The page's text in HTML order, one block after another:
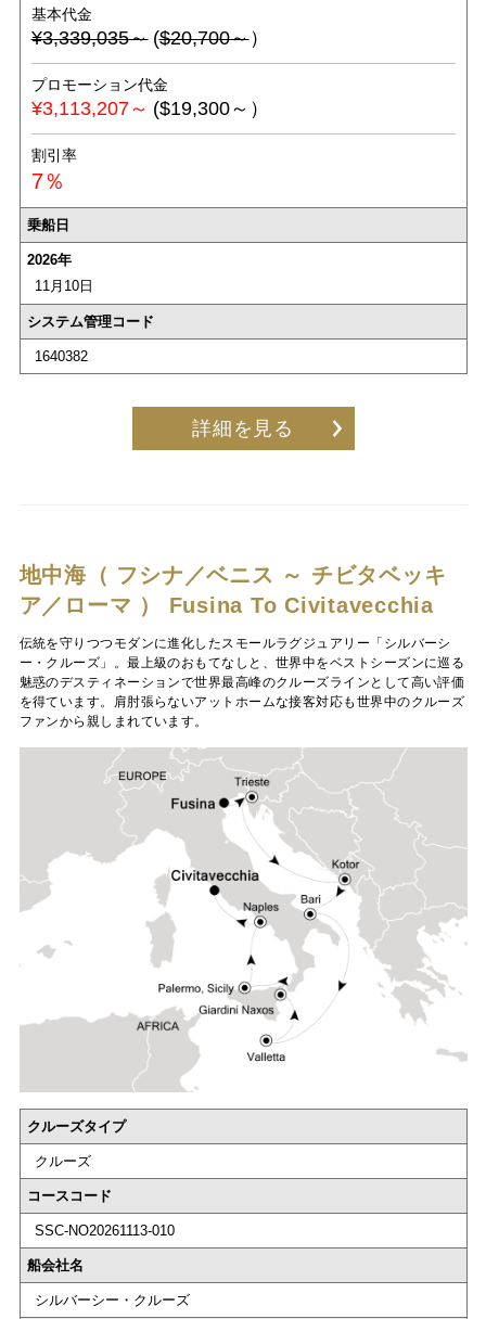
基本代金
¥3,339,035～ ($20,700～）
プロモーション代金
¥3,113,207～ ($19,300～）
割引率
7％
乗船日
2026年
11月10日
システム管理コード
1640382
詳細を見る
地中海（ フシナ／ベニス ～ チビタベッキ
ア／ローマ ） Fusina To Civitavecchia
伝統を守りつつモダンに進化したスモールラグジュアリー「シルバーシ
ー・クルーズ」。最上級のおもてなしと、世界中をベストシーズンに巡る
魅惑のデスティネーションで世界最高峰のクルーズラインとして高い評価
を得ています。肩肘張らないアットホームな接客対応も世界中のクルーズ
ファンから親しまれています。
クルーズタイプ
クルーズ
コースコード
SSC-NO20261113-010
船会社名
シルバーシー・クルーズ